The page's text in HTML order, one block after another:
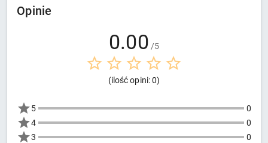
Opinie
0.00 /5
(ilość opini: 0)
5
0
4
0
3
0